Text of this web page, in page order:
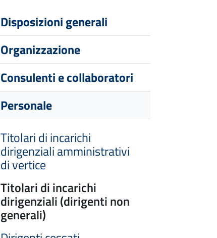
Disposizioni generali
Organizzazione
Consulenti e collaboratori
Personale
Titolari di incarichi
dirigenziali amministrativi
di vertice
Titolari di incarichi
dirigenziali (dirigenti non
generali)